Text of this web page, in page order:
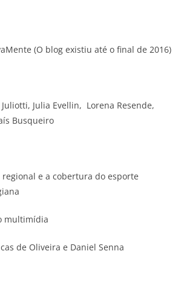
(O blog existiu até o final de 2016)
Juliotti, Julia Evellin, Lorena Resende,
Busqueiro
e a cobertura do esporte
multimídia
de Oliveira e Daniel Senna